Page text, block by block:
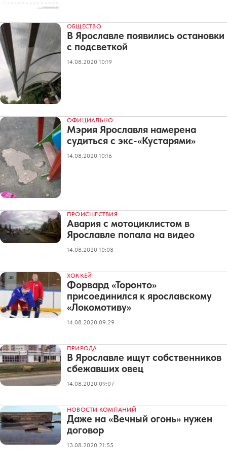
ОБЩЕСТВО
В Ярославле появились остановки
с подсветкой
14.08.2020 10:19
ОФИЦИАЛЬНО
Мэрия Ярославля намерена
судиться с экс-«Кустарями»
14.08.2020 10:16
ПРОИСШЕСТВИЯ
Авария с мотоциклистом в
Ярославле попала на видео
14.08.2020 10:08
ХОККЕЙ
Форвард «Торонто»
присоединился к ярославскому
«Локомотиву»
14.08.2020 09:29
ПРИРОДА
В Ярославле ищут собственников
сбежавших овец
14.08.2020 09:07
НОВОСТИ КОМПАНИЙ
Даже на «Вечный огонь» нужен
договор
13.08.2020 21:55